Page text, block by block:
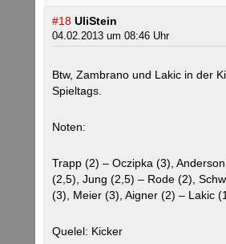
#18 UliStein
04.02.2013 um 08:46 Uhr
Btw, Zambrano und Lakic in der
Spieltags.
Noten:
Trapp (2) – Oczipka (3),
(2,5), Jung (2,5) – Rode (2),
(3), Meier (3), Aigner (2) – Lakic
Quelel: Kicker